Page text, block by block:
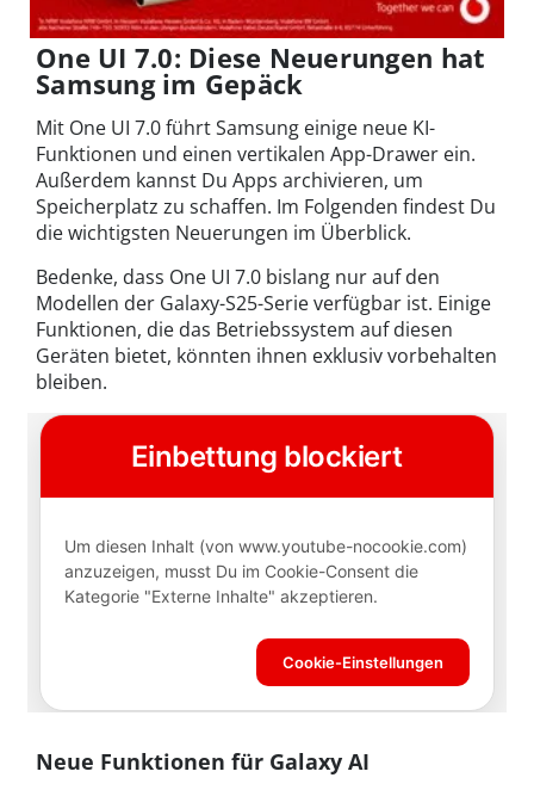
One UI 7.0: Diese Neuerungen hat
Samsung im Gepäck
Mit One UI 7.0 führt Samsung einige neue KI-
Funktionen und einen vertikalen App-Drawer ein.
Außerdem kannst Du Apps archivieren, um
Speicherplatz zu schaffen. Im Folgenden findest Du
die wichtigsten Neuerungen im Überblick.
Bedenke, dass One UI 7.0 bislang nur auf den
Modellen der Galaxy-S25-Serie verfügbar ist. Einige
Funktionen, die das Betriebssystem auf diesen
Geräten bietet, könnten ihnen exklusiv vorbehalten
bleiben.
Neue Funktionen für Galaxy AI